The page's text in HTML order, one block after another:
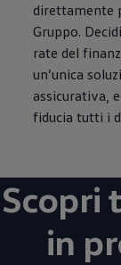
direttamente
Gruppo.
rate del
un’unica
assicurativa,
fiducia tutti i
Scopri
in